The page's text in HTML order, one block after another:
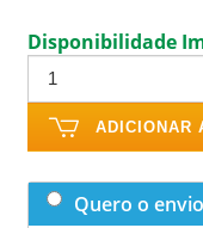
Disponibilidade
ADICIONAR
Quero o